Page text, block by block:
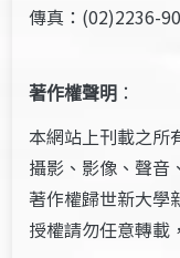
傳真：(02)2236-
著作權聲明 ：
本網站上刊載之所
攝影、影像、聲音
著作權歸世新大學
授權請勿任意轉載